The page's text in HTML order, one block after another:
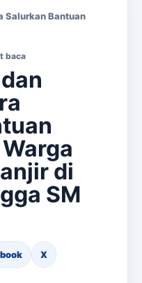
Salurkan Bantuan
baca
di
SM
X